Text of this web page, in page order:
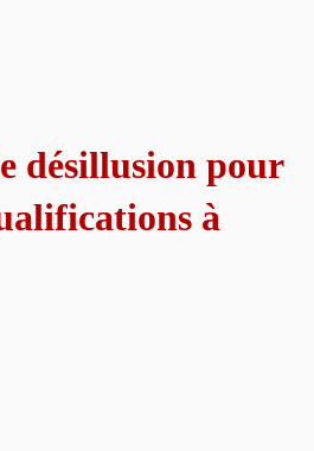
désillusion pour
à